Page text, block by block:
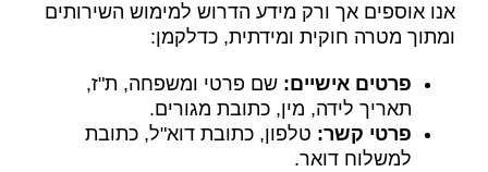
אנו אוספים אך ורק מידע הדרוש למימוש השירותים
ומתוך מטרה חוקית ומידתית, כדלקמן:
פרטים אישיים: שם פרטי ומשפחה, ת"ז,
תאריך לידה, מין, כתובת מגורים.
פרטי קשר: טלפון, כתובת דוא"ל, כתובת
למשלוח דואר.